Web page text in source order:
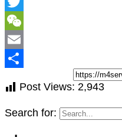
Post Views: 2,943
Search for: